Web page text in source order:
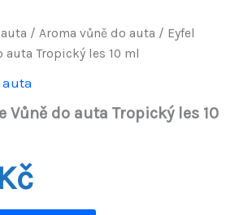
/ Aroma vůně do auta / Eyfel
auta Tropický les 10 ml
auta
Vůně do auta Tropický les 10
Kč